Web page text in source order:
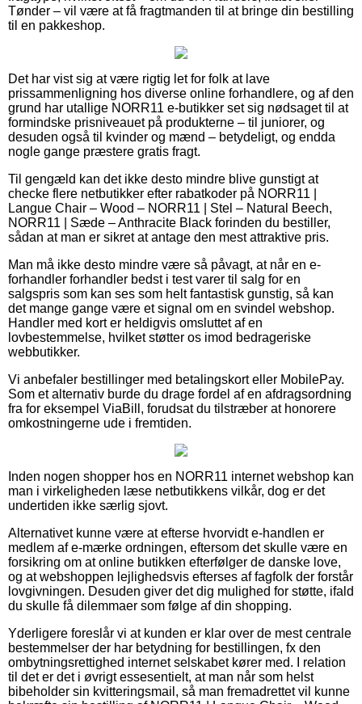
Tønder – vil være at få fragtmanden til at bringe din bestilling
til en pakkeshop.
Det har vist sig at være rigtig let for folk at lave
prissammenligning hos diverse online forhandlere, og af den
grund har utallige NORR11 e-butikker set sig nødsaget til at
formindske prisniveauet på produkterne – til juniorer, og
desuden også til kvinder og mænd – betydeligt, og endda
nogle gange præstere gratis fragt.
Til gengæld kan det ikke desto mindre blive gunstigt at
checke flere netbutikker efter rabatkoder på NORR11 |
Langue Chair – Wood – NORR11 | Stel – Natural Beech,
NORR11 | Sæde – Anthracite Black forinden du bestiller,
sådan at man er sikret at antage den mest attraktive pris.
Man må ikke desto mindre være så påvagt, at når en e-
forhandler forhandler bedst i test varer til salg for en
salgspris som kan ses som helt fantastisk gunstig, så kan
det mange gange være et signal om en svindel webshop.
Handler med kort er heldigvis omsluttet af en
lovbestemmelse, hvilket støtter os imod bedrageriske
webbutikker.
Vi anbefaler bestillinger med betalingskort eller MobilePay.
Som et alternativ burde du drage fordel af en afdragsordning
fra for eksempel ViaBill, forudsat du tilstræber at honorere
omkostningerne ude i fremtiden.
Inden nogen shopper hos en NORR11 internet webshop kan
man i virkeligheden læse netbutikkens vilkår, dog er det
undertiden ikke særlig sjovt.
Alternativet kunne være at efterse hvorvidt e-handlen er
medlem af e-mærke ordningen, eftersom det skulle være en
forsikring om at online butikken efterfølger de danske love,
og at webshoppen lejlighedsvis efterses af fagfolk der forstår
lovgivningen. Desuden giver det dig mulighed for støtte, ifald
du skulle få dilemmaer som følge af din shopping.
Yderligere foreslår vi at kunden er klar over de mest centrale
bestemmelser der har betydning for bestillingen, fx den
ombytningsrettighed internet selskabet kører med. I relation
til det er det i øvrigt essesentielt, at man når som helst
bibeholder sin kvitteringsmail, så man fremadrettet vil kunne